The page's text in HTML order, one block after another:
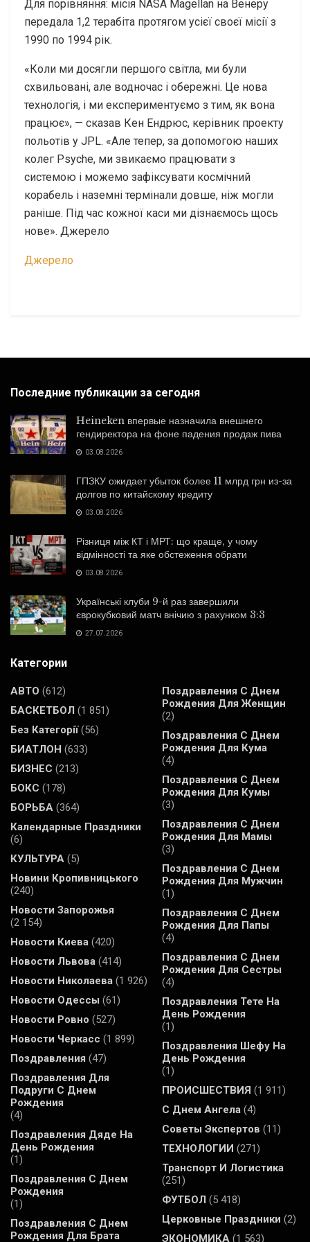
Для порівняння: місія NASA Magellan на Венеру
передала 1,2 терабіта протягом усієї своєї місії з
1990 по 1994 рік.
«Коли ми досягли першого світла, ми були
схвильовані, але водночас і обережні. Це нова
технологія, і ми експериментуємо з тим, як вона
працює», — сказав Кен Ендрюс, керівник проекту
польотів у JPL. «Але тепер, за допомогою наших
колег Psyche, ми звикаємо працювати з
системою і можемо зафіксувати космічний
корабель і наземні термінали довше, ніж могли
раніше. Під час кожної каси ми дізнаємось щось
нове». Джерело
Джерело
Последние публикации за сегодня
Heineken впервые назначила внешнего
гендиректора на фоне падения продаж пива
03.08.2026
ГПЗКУ ожидает убыток более 11 млрд грн из-за
долгов по китайскому кредиту
03.08.2026
Різниця між КТ і МРТ: що краще, у чому
відмінності та яке обстеження обрати
03.08.2026
Українські клуби 9-й раз завершили
єврокубковий матч внічию з рахунком 3:3
27.07.2026
Категории
АВТО (612)
БАСКЕТБОЛ (1 851)
Без Категорії(56)
БИАТЛОН (633)
БИЗНЕС (213)
БОКС (178)
БОРЬБА (364)
Календарные Праздники
(6)
КУЛЬТУРА (5)
Новини Кропивницького
(240)
Новости Запорожья
(2 154)
Новости Киева (420)
Новости Львова (414)
Новости Николаева (1 926)
Новости Одессы (61)
Новости Ровно (527)
Новости Черкасс (1 899)
Поздравления (47)
Поздравления Для
Подруги С Днем
Рождения
(4)
Поздравления Дяде На
День Рождения
(1)
Поздравления С Днем
Рождения
(1)
Поздравления С Днем
Рождения Для Брата
Поздравления С Днем
Рождения Для Женщин
(2)
Поздравления С Днем
Рождения Для Кума
(4)
Поздравления С Днем
Рождения Для Кумы
(3)
Поздравления С Днем
Рождения Для Мамы
(3)
Поздравления С Днем
Рождения Для Мужчин
(1)
Поздравления С Днем
Рождения Для Папы
(4)
Поздравления С Днем
Рождения Для Сестры
(4)
Поздравления Тете На
День Рождения
(1)
Поздравления Шефу На
День Рождения
(1)
ПРОИСШЕСТВИЯ (1 911)
С Днем Ангела (4)
Советы Экспертов (11)
ТЕХНОЛОГИИ (271)
Транспорт И Логистика
(251)
ФУТБОЛ (5 418)
Церковные Праздники (2)
ЭКОНОМИКА (1 563)